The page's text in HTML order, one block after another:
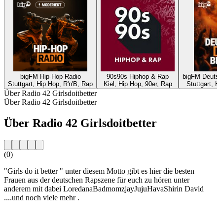
bigFM Hip-Hop Radio
Stuttgart, Hip Hop, R'n'B, Rap
90s90s Hiphop & Rap
Kiel, Hip Hop, 90er, Rap
bigFM
Stuttgart,
Über Radio 42 Girlsdoitbetter
Über Radio 42 Girlsdoitbetter
Über Radio 42 Girlsdoitbetter
(0)
"Girls do it better " unter diesem Motto gibt es hier die besten
Frauen aus der deutschen Rapszene für euch zu hören unter
anderem mit dabei LoredanaBadmomzjayJujuHavaShirin David
....und noch viele mehr .